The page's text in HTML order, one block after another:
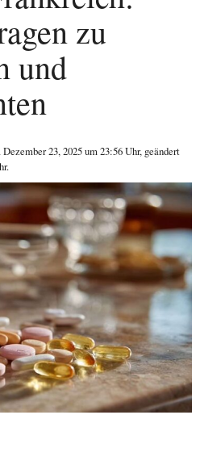
zu
und
Dezember 23, 2025um 23:56 Uhr, geändert
.